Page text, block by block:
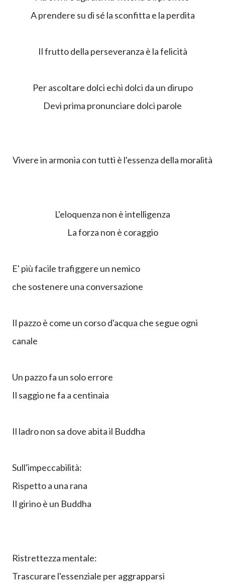
A prendere su di sé la sconfitta e la perdita
Il frutto della perseveranza è la felicità
Per ascoltare dolci echi dolci da un dirupo
Devi prima pronunciare dolci parole
Vivere in armonia con tutti è l'essenza della moralità
L'eloquenza non è intelligenza
La forza non è coraggio
E' più facile trafiggere un nemico
che sostenere una conversazione
Il pazzo è come un corso d'acqua che segue ogni
canale
Un pazzo fa un solo errore
Il saggio ne fa a centinaia
Il ladro non sa dove abita il Buddha
Sull'impeccabilità:
Rispetto a una rana
Il girino è un Buddha
Ristrettezza mentale:
Trascurare l'essenziale per aggrapparsi